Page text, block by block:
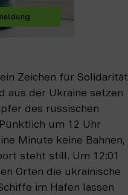
Zeichen für Solidarität
aus der Ukraine setzen
des russischen
um 12 Uhr
Minute keine Bahnen,
steht still. Um 12:01
Orten die ukrainische
im Hafen lassen